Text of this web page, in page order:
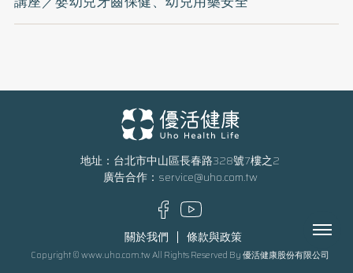
地址：台北市中山區長春路328號7樓之2
廣告合作： service@uho.com.tw
關於我們 條款與政策
Copyright © www.uho.com.tw All Rights Reserved By 優活健康股份有限公司
Menu